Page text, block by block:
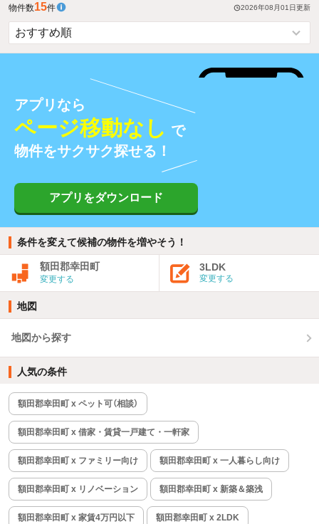
物件数15件 2026年08月01日 更新
アプリなら
ページ移動なし で
物件をサクサク探せる！
アプリをダウンロード
条件を変えて候補の物件を増やそう！
額田郡幸田町
変更する
3LDK
変更する
地図
地図から探す
人気の条件
額田郡幸田町 x ペット可（相談）
額田郡幸田町 x 借家・賃貸一戸建て・一軒家
額田郡幸田町 x ファミリー向け 額田郡幸田町 x 一人暮らし向け
額田郡幸田町 x リノベーション 額田郡幸田町 x 新築＆築浅
額田郡幸田町 x 家賃4万円以下 額田郡幸田町 x 2LDK